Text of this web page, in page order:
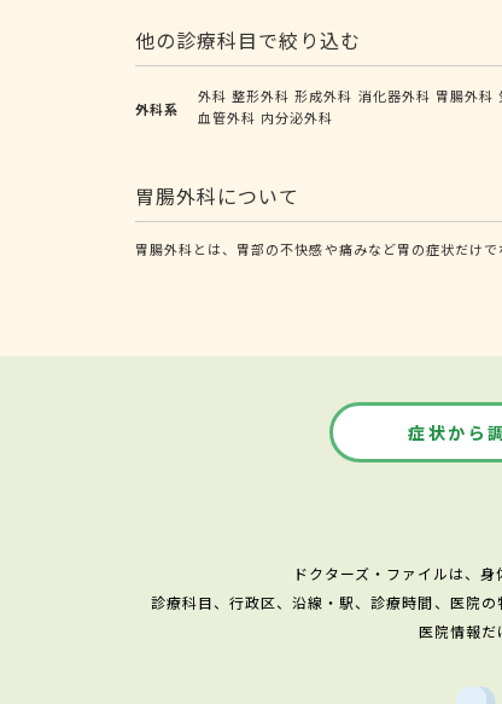
他の診療科目で絞り込む
外科系
外科 整形外科 形成外科 消化器外科 胃腸外科
血管外科 内分泌外科
胃腸外科について
胃腸外科とは、胃部の不快感や痛みなど胃の症状だけ
症状から
ドクターズ・ファイルは、
診療科目、行政区、沿線・駅、診療時間、医院
医院情報だ